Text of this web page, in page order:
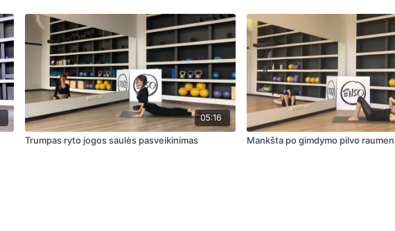
05:16
Trumpas ryto jogos saulės pasveikinimas Mankšta po gimdymo pilvo